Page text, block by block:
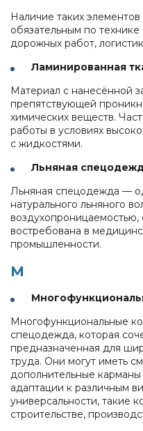
Наличие таких
обязательным по
дорожных работ,
Ламинированная
Материал с нанесённой
препятствующей
химических веществ.
работы в условиях
с жидкостями.
Льняная
Льняная спецодежда —
натурального льняного
воздухопроницаемостью,
востребована в
промышленности.
М
Многофункциональные
спецодежда, которая
предназначенная для
труда. Они могут иметь
дополнительные
адаптации к различным
универсальности, такие
строительстве,